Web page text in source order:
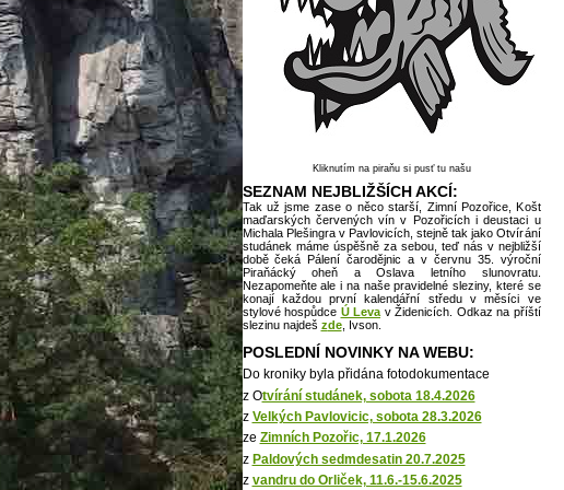
Kliknutím na piraňu si pusť tu našu
SEZNAM NEJBLIŽŠÍCH AKCÍ:
Tak už jsme zase o něco starší, Zimní Pozořice, Košt
maďarských červených vín v Pozořicích i deustaci u
Michala Plešingra v Pavlovicích, stejně tak jako Otvírání
studánek máme úspěšně za sebou, teď nás v nejbližší
době čeká Pálení čarodějnic a v červnu 35. výroční
Piraňácký oheň a Oslava letního slunovratu.
Nezapomeňte ale i na naše pravidelné sleziny, které se
konají každou první kalendářní středu v měsíci ve
stylové hospůdce Ú Leva v Židenicích. Odkaz na příští
slezinu najdeš zde, Ivson.
POSLEDNÍ NOVINKY NA WEBU:
Do kroniky byla přidána fotodokumentace
z Otvírání studánek, sobota 18.4.2026
z Velkých Pavlovicic, sobota 28.3.2026
ze Zimních Pozořic, 17.1.2026
z Paldových sedmdesatin 20.7.2025
z vandru do Orliček, 11.6.-15.6.2025